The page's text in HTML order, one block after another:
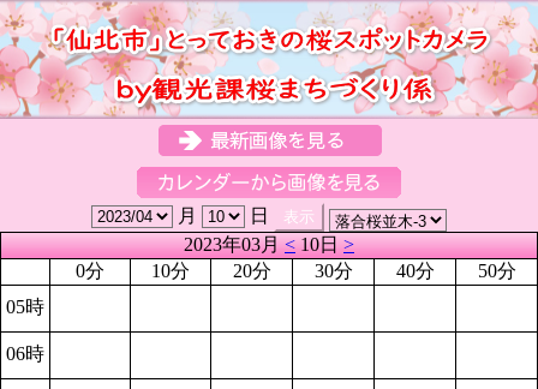
月
日
2023年03月<10日>
0分
10分 20分 30分 40分
50分
05時
06時